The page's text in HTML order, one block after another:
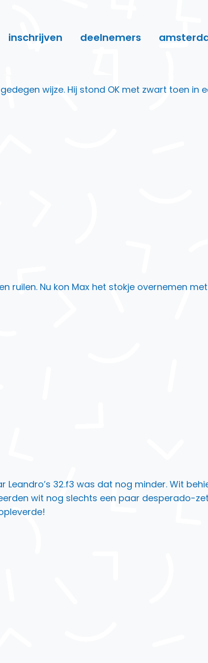
inschrijven deelnemers
wijze. Hij stond OK met zwart toen in
ruilen. Nu kon Max het stokje overnemen
Leandro’s 32.f3 was dat nog minder. Wit
wit nog slechts een paar desperado-